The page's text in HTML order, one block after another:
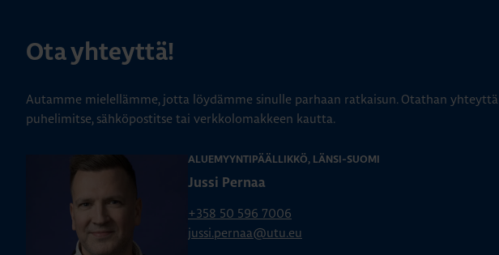
Ota yhteyttä!
Autamme mielellämme, jotta löydämme sinulle parhaan ratkaisun. Otathan yhteyttä
puhelimitse, sähköpostitse tai verkkolomakkeen kautta.
ALUEMYYNTIPÄÄLLIKKÖ, LÄNSI-SUOMI
Jussi Pernaa
+358 50 596 7006
jussi.pernaa@utu.eu